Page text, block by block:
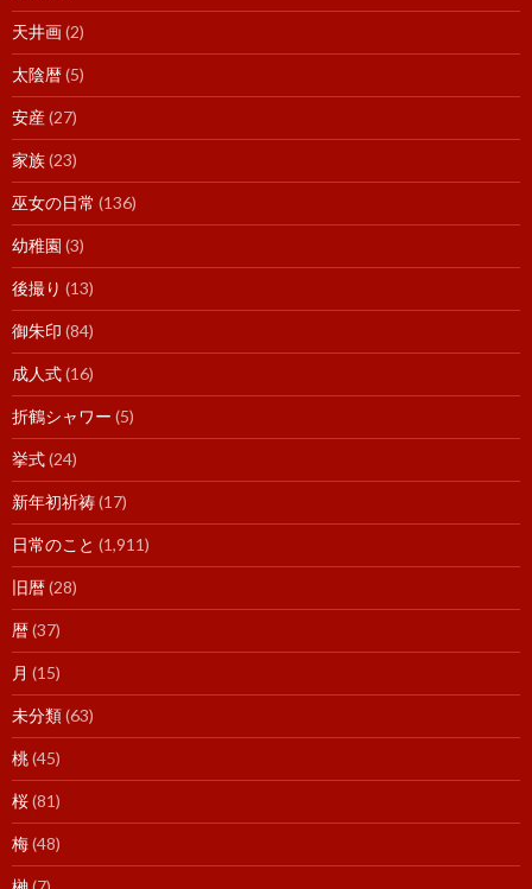
天井画(2)
太陰暦(5)
安産(27)
家族(23)
巫女の日常 (136)
幼稚園 (3)
後撮り (13)
御朱印 (84)
成人式(16)
折鶴シャワー (5)
挙式(24)
新年初祈祷(17)
日常のこと (1,911)
旧暦(28)
暦(37)
月 (15)
未分類(63)
桃(45)
桜(81)
梅(48)